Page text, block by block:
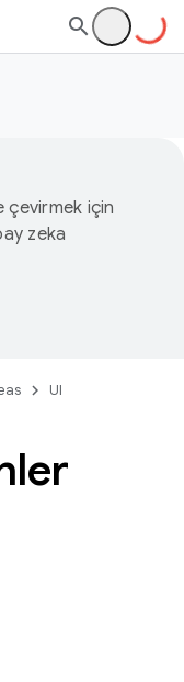
için
zeka
UI